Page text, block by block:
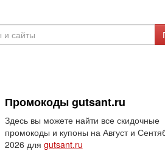
Промокоды gutsant.ru
Здесь вы можете найти все скидочные
промокоды и купоны на Август и
2026 для gutsant.ru